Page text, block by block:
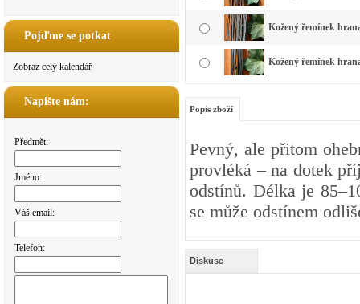
Pojďme se potkat
Zobraz celý kalendář
Napište nám:
Předmět:
Jméno:
Váš email:
Telefon:
Kožený řemínek
Kožený řemínek
Popis zboží
Pevný, ale přitom
provléká – na dotek
odstínů. Délka je
se může odstínem
Diskuse